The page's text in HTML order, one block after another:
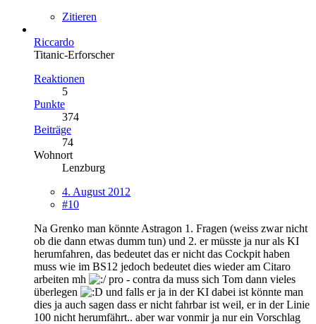
Zitieren
Riccardo
Titanic-Erforscher
Reaktionen
5
Punkte
374
Beiträge
74
Wohnort
Lenzburg
4. August 2012
#10
Na Grenko man könnte Astragon 1. Fragen (weiss zwar nicht
ob die dann etwas dumm tun) und 2. er müsste ja nur als KI
herumfahren, das bedeutet das er nicht das Cockpit haben
muss wie im BS12 jedoch bedeutet dies wieder am Citaro
arbeiten mh
pro - contra da muss sich Tom dann vieles
überlegen
und falls er ja in der KI dabei ist könnte man
dies ja auch sagen dass er nicht fahrbar ist weil, er in der Linie
100 nicht herumfährt.. aber war vonmir ja nur ein Vorschlag